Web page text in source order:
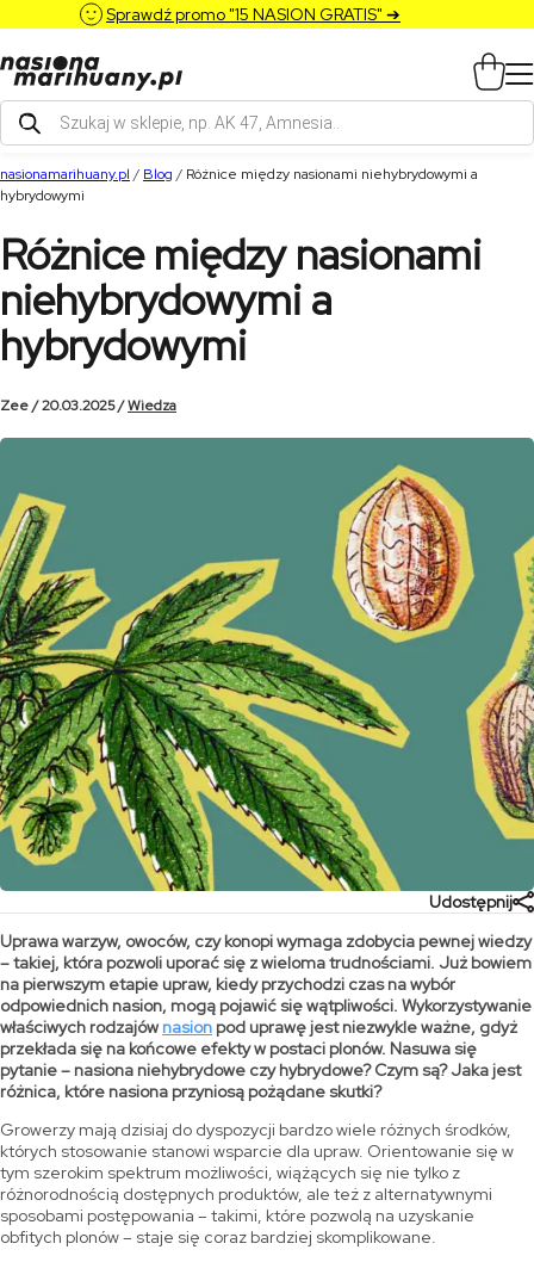
Sprawdź promo "15 NASION GRATIS" ➔
Wyszukiwarka
produktów
nasionamarihuany.pl / Blog / Różnice między nasionami niehybrydowymi a
hybrydowymi
Różnice między nasionami
niehybrydowymi a
hybrydowymi
Zee / 20.03.2025 /Wiedza
Udostępnij
Uprawa warzyw, owoców, czy konopi wymaga zdobycia pewnej wiedzy
– takiej, która pozwoli uporać się z wieloma trudnościami. Już bowiem
na pierwszym etapie upraw, kiedy przychodzi czas na wybór
odpowiednich nasion, mogą pojawić się wątpliwości. Wykorzystywanie
właściwych rodzajów nasion pod uprawę jest niezwykle ważne, gdyż
przekłada się na końcowe efekty w postaci plonów. Nasuwa się
pytanie – nasiona niehybrydowe czy hybrydowe? Czym są? Jaka jest
różnica, które nasiona przyniosą pożądane skutki?
Growerzy mają dzisiaj do dyspozycji bardzo wiele różnych środków,
których stosowanie stanowi wsparcie dla upraw. Orientowanie się w
tym szerokim spektrum możliwości, wiążących się nie tylko z
różnorodnością dostępnych produktów, ale też z alternatywnymi
sposobami postępowania – takimi, które pozwolą na uzyskanie
obfitych plonów – staje się coraz bardziej skomplikowane.